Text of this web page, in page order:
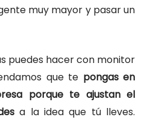
muy mayor y pasar un
puedes hacer con monitor
que te pongas en
porque te ajustan el
a la idea que tú lleves.